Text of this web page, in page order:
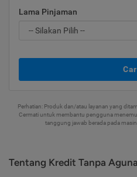
Lama Pinjaman
Perhatian: Produk dan/atau layanan yang
Cermati untuk membantu pengguna
tanggung jawab berada pada
Tentang Kredit Tanpa